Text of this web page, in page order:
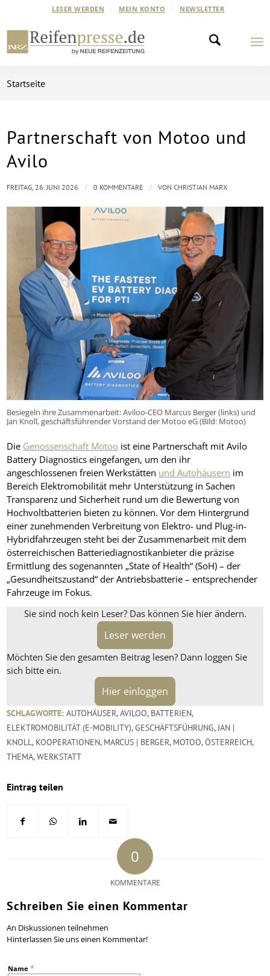
LESER WERDEN MEIN KONTO NEWSLETTER
Startseite
Partnerschaft von Motoo und
Avilo
Besiegeln ihre Zusammenarbeit: Aviloo-CEO Marcus Berger (links) und
Jan Knoll, geschäftsführender Vorstand der Motoo eG (Bild: Motoo)
Die Genossenschaft Motoo ist eine Partnerschaft mit Avilo
Battery Diagnostics eingefangen, um den ihr
angeschlossenen freien Werkstätten und Autohäusern im
Bereich Elektromobilität mehr Unterstützung in Sachen
Transparenz und Sicherheit rund um die Bewertung von
Hochvoltbatterien bieten zu können. Vor dem Hintergrund
einer zunehmenden Verbreitung von Elektro- und Plug-in-
Hybridfahrzeugen steht bei der Zusammenarbeit mit dem
österreichischen Batteriediagnostikanbieter die präzise
Ermittlung des sogenannten „State of Health“ (SoH) – der
„Gesundheitszustand“ der Antriebsbatterie – entsprechender
Fahrzeuge im Fokus.
Sie sind noch kein Leser? Das können Sie hier ändern.
Leser werden
Möchten Sie den gesamten Beitrag lesen? Dann loggen Sie
sich bitte ein.
Hier einloggen
FREITAG, 26. JUNI 2026 / 0 KOMMENTARE / VONCHRISTIAN MARX
SCHLAGWORTE: AUTOHÄUSER,AVILOO, BATTERIEN,
ELEKTROMOBILITÄT (E-MOBILITY),GESCHÄFTSFÜHRUNG,JAN |
KNOLL, KOOPERATIONEN, MARCUS | BERGER, MOTOO,ÖSTERREICH,
THEMA,WERKSTATT
Eintrag teilen
0
KOMMENTARE
Schreiben Sie einen Kommentar
An Diskussionen teilnehmen
Hinterlassen Sie uns einen Kommentar!
Name*